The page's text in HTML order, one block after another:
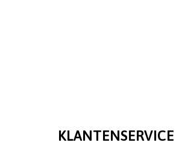
KLANTENSERVICE